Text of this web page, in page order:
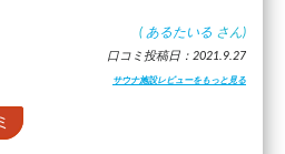
( あるたいる さん)
口コミ投稿日：2021.9.27
サウナ施設レビューをもっと見る